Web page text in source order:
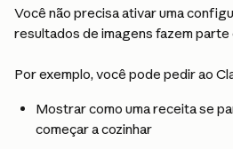
Você não precisa ativar uma
resultados de imagens fazem parte
Por exemplo, você pode pedir ao
Mostrar como uma receita se
começar a cozinhar